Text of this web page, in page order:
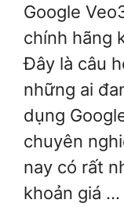
Google
chính hãng
Đây là câu
những ai
dụng
chuyên
nay có rất
khoản giá …